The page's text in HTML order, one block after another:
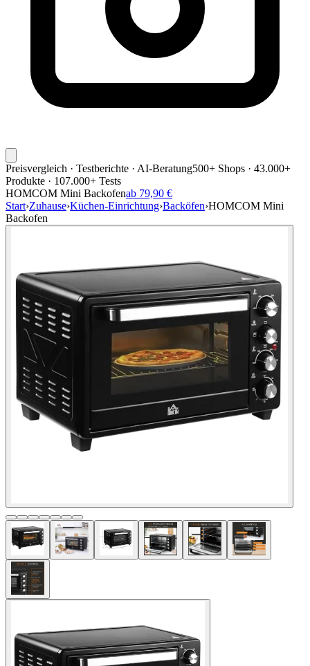
Preisvergleich · Testberichte · AI-Beratung500+ Shops · 43.000+
Produkte · 107.000+ Tests
HOMCOM Mini Backofenab 79,90 €
Start›Zuhause›Küchen-Einrichtung›Backöfen›HOMCOM Mini
Backofen